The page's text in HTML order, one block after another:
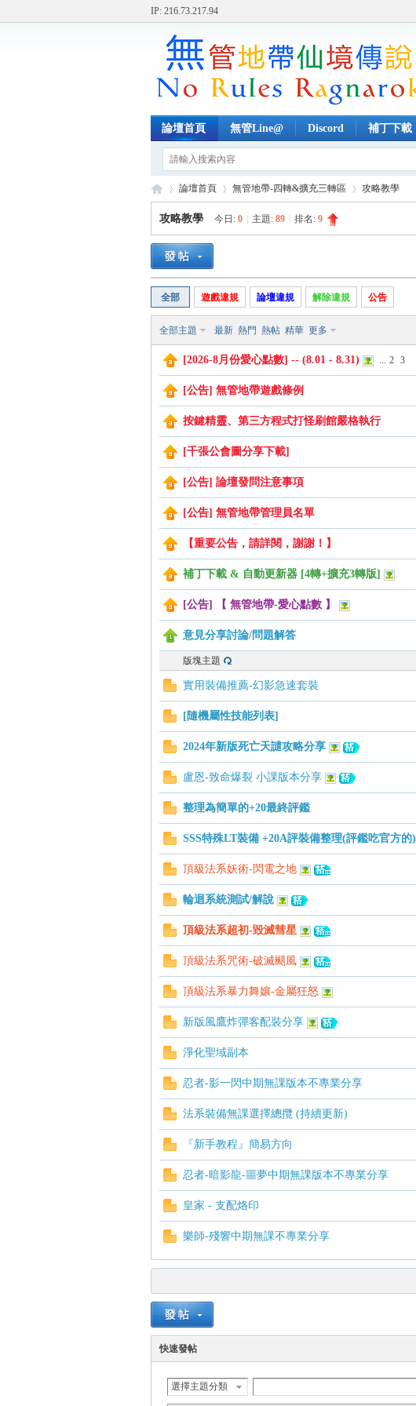
IP: 216.73.217.94
論壇首頁 無管Line@ Discord 補丁下載
»
論壇首頁 無管地帶-四轉&擴充三轉區 攻略教學
攻略教學 今日: 0 主題: 89 排名: 9
全部 遊戲違規 論壇違規 解除違規 公告
全部主題 最新 熱門 熱帖 精華 更多
[2026-8月份愛心點數] -- (8.01 - 8.31) ... 2 3
[公告] 無管地帶遊戲條例
按鍵精靈、第三方程式打怪刷館嚴格執行
[千張公會圖分享下載]
[公告] 論壇發問注意事項
[公告] 無管地帶管理員名單
【重要公告，請詳閱，謝謝！】
補丁下載 & 自動更新器 [4轉+擴充3轉版]
[公告] 【 無管地帶-愛心點數 】
意見分享討論/問題解答
版塊主題
實用裝備推薦-幻影急速套裝
[隨機屬性技能列表]
2024年新版死亡天譴攻略分享
盧恩-致命爆裂 小課版本分享
整理為簡單的+20最終評鑑
SSS特殊LT裝備 +20A評裝備整理(評鑑吃官方的)
頂級法系妖術-閃電之地
輪迴系統測試/解說
頂級法系超初-毀滅彗星
頂級法系咒術-破滅颶風
頂級法系暴力舞孃-金屬狂怒
新版風鷹炸彈客配裝分享
淨化聖域副本
忍者-影一閃中期無課版本不專業分享
法系裝備無課選擇總攬 (持續更新)
『新手教程』簡易方向
忍者-暗影龍-噩夢中期無課版本不專業分享
皇家 - 支配烙印
樂師-殘響中期無課不專業分享
快速發帖
選擇主題分類